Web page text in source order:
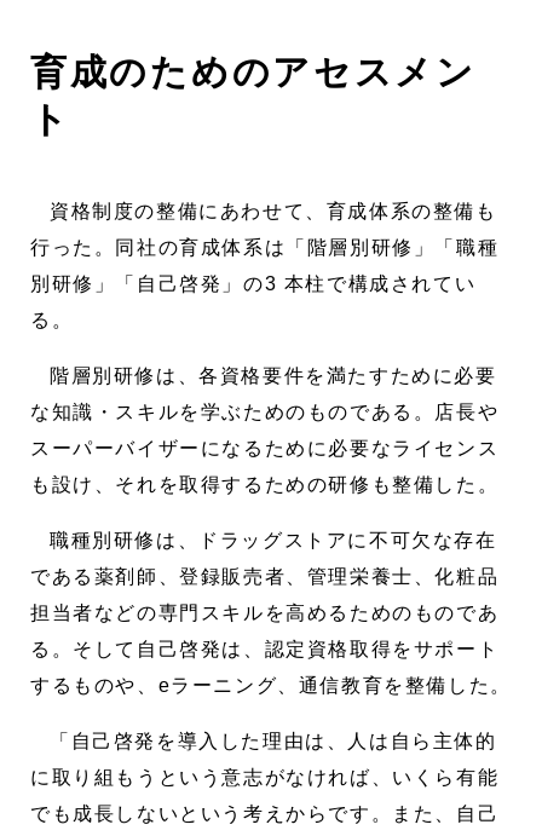
育成のためのアセスメン
ト
資格制度の整備にあわせて、育成体系の整備も
行った。同社の育成体系は「階層別研修」「職種
別研修」「自己啓発」の3 本柱で構成されてい
る。
階層別研修は、各資格要件を満たすために必要
な知識・スキルを学ぶためのものである。店長や
スーパーバイザーになるために必要なライセンス
も設け、それを取得するための研修も整備した。
職種別研修は、ドラッグストアに不可欠な存在
である薬剤師、登録販売者、管理栄養士、化粧品
担当者などの専門スキルを高めるためのものであ
る。そして自己啓発は、認定資格取得をサポート
するものや、eラーニング、通信教育を整備した。
「自己啓発を導入した理由は、人は自ら主体的
に取り組もうという意志がなければ、いくら有能
でも成長しないという考えからです。また、自己